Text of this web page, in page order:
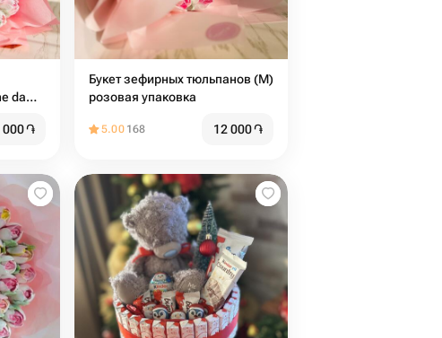
da
000֏
Букет зефирных тюльпанов (М)
розовая упаковка
5.00 168 12 000֏